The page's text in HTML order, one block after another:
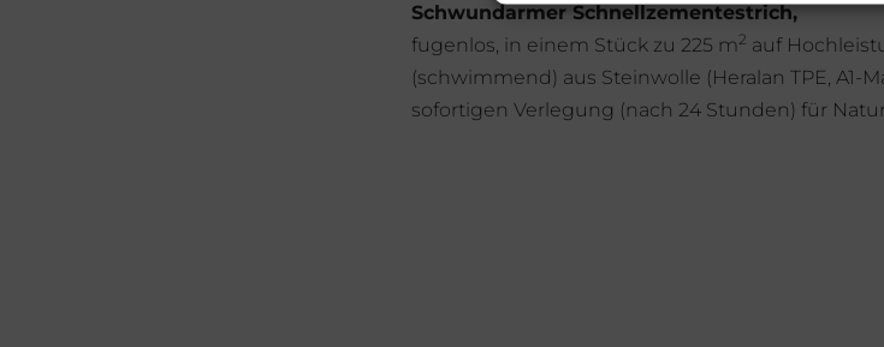
Schwundarmer Schnellzementestrich,
fugenlos, in einem Stück zu 225 m2 auf
(schwimmend) aus Steinwolle (Heralan TPE, A1-
sofortigen Verlegung (nach 24 Stunden) für